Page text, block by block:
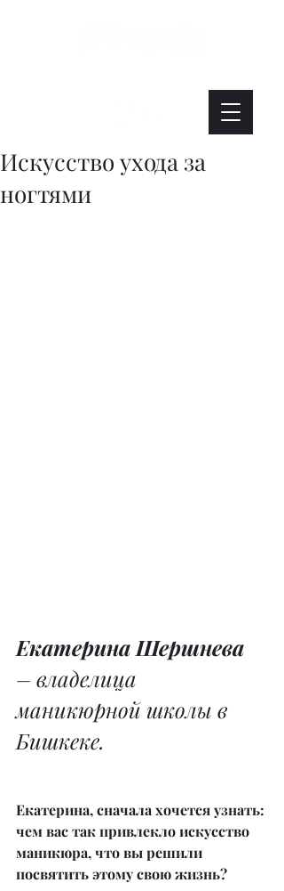
Искусство ухода за
ногтями
Екатерина Шершнева
– владелица
маникюрной школы в
Бишкеке.
Екатерина, сначала хочется узнать:
чем вас так привлекло искусство
маникюра, что вы решили
посвятить этому свою жизнь?